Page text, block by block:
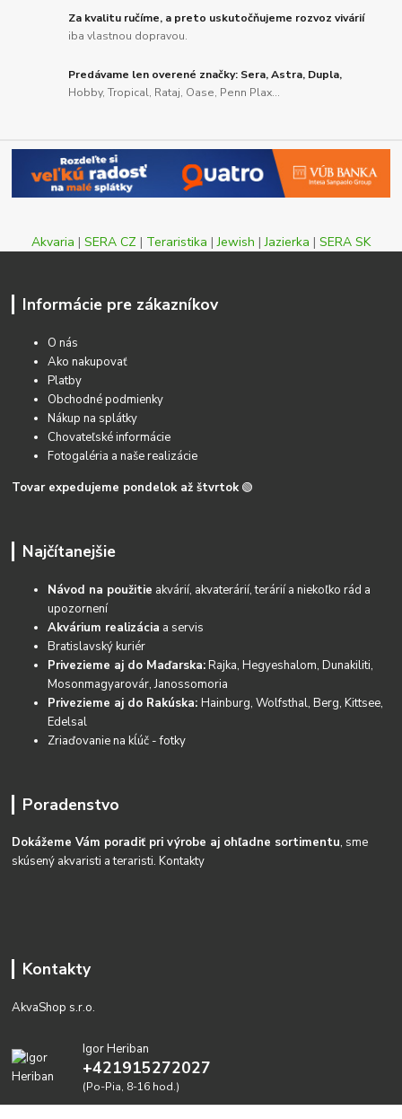
Za kvalitu ručíme, a preto uskutočňujeme rozvoz vivárií
iba vlastnou dopravou.
Predávame len overené značky: Sera, Astra, Dupla,
Hobby, Tropical, Rataj, Oase, Penn Plax...
Akvaria | SERA CZ | Teraristika |Jewish |Jazierka | SERA SK
Informácie pre zákazníkov
O nás
Ako nakupovať
Platby
Obchodné podmienky
Nákup na splátky
Chovateľské informácie
Fotogaléria a naše realizácie
Tovar expedujeme pondelok až štvrtok 🟢
Najčítanejšie
Návod na použitie akvárií, akvaterárií, terárií a niekoľko rád a
upozornení
Akvárium realizácia a servis
Bratislavský kuriér
Privezieme aj do Maďarska:Rajka, Hegyeshalom, Dunakiliti,
Mosonmagyarovár, Janossomoria
Privezieme aj do Rakúska:Hainburg, Wolfsthal, Berg, Kittsee,
Edelsal
Zriaďovanie na kĺúč - fotky
Poradenstvo
Dokážeme Vám poradiť pri výrobe aj ohľadne sortimentu, sme
skúsený akvaristi a teraristi.Kontakty
Kontakty
AkvaShop s.r.o.
Igor Heriban
+421915272027
(Po-Pia, 8-16 hod.)